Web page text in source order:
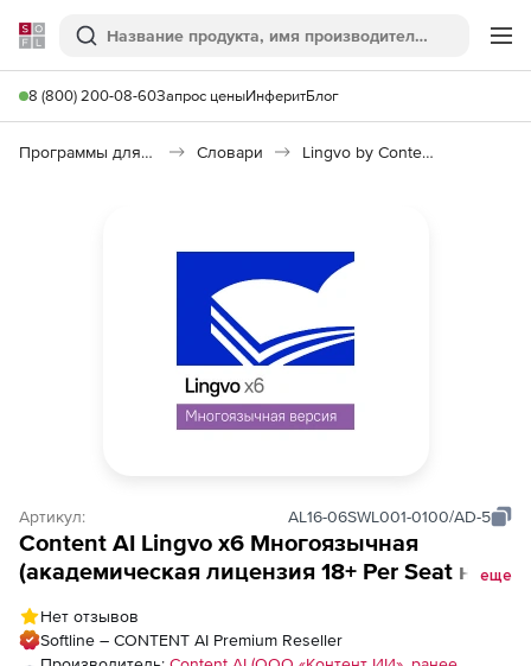
Softline
Поиск
8 (800) 200-08-60Запрос ценыИнферитБлог
Программы для работы с текстом Словари Lingvo by Content AI Выпуск x6 Многоязычная
Артикул: AL16-06SWL001-0100/AD-5
Content AI Lingvo x6 Многоязычная
(академическая лицензия 18+ Per Seat на 1
еще
Нет отзывов
Softline – CONTENT AI Premium Reseller